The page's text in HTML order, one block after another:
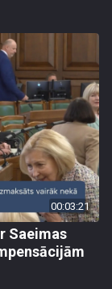
00:03:21
Saeimas